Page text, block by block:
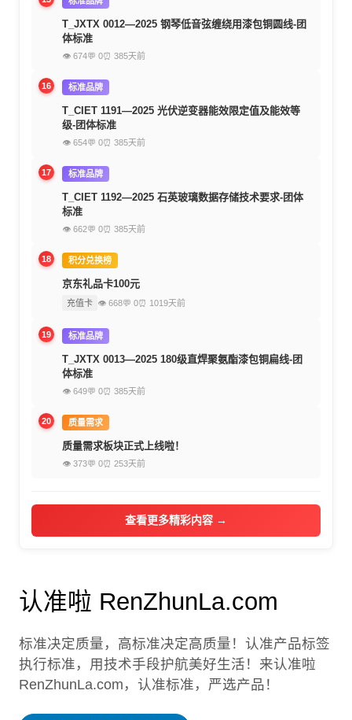
T_JXTX 0012—2025 钢琴低音弦缠绕用漆包铜圆线-团
体标准
👁 674💬 0⏰ 385天前
16 标准品牌
T_CIET 1191—2025 光伏逆变器能效限定值及能效等
级-团体标准
👁 654💬 0⏰ 385天前
17 标准品牌
T_CIET 1192—2025 石英玻璃数据存储技术要求-团体
标准
👁 662💬 0⏰ 385天前
18 积分兑换榜
京东礼品卡100元
充值卡 👁 668💬 0⏰ 1019天前
19 标准品牌
T_JXTX 0013—2025 180级直焊聚氨酯漆包铜扁线-团
体标准
👁 649💬 0⏰ 385天前
20 质量需求
质量需求板块正式上线啦！
👁 373💬 0⏰ 253天前
查看更多精彩内容 →
认准啦 RenZhunLa.com
标准决定质量，高标准决定高质量！认准产品标签
执行标准，用技术手段护航美好生活！来认准啦
RenZhunLa.com，认准标准，严选产品！